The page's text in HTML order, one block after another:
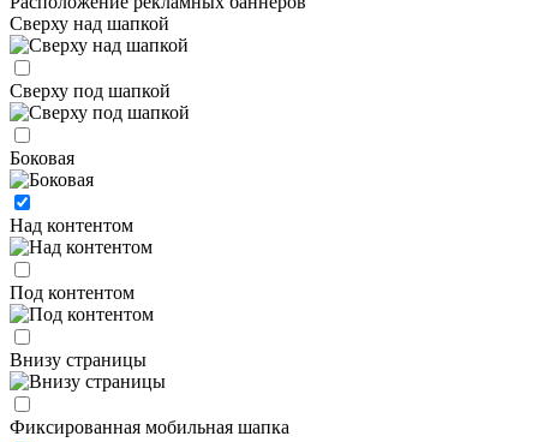
Сверху над шапкой
Сверху под шапкой
Боковая
Над контентом
Под контентом
Внизу страницы
Фиксированная мобильная шапка